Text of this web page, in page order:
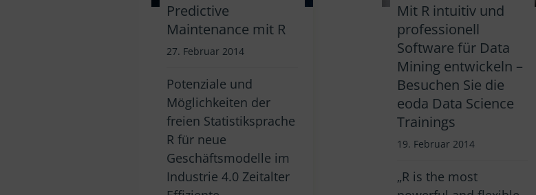
Predictive
Maintenance mit R
27. Februar 2014
Potenziale und
Möglichkeiten der
freien Statistiksprache
R für neue
Geschäftsmodelle im
Industrie 4.0 Zeitalter
Mit R intuitiv und
professionell
Software für Data
Mining entwickeln –
Besuchen Sie die
eoda Data Science
Trainings
19. Februar 2014
„R is the most